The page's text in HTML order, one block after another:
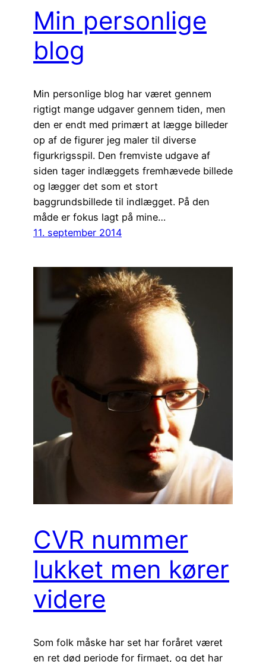
Min personlige
blog
Min personlige blog har været gennem
rigtigt mange udgaver gennem tiden, men
den er endt med primært at lægge billeder
op af de figurer jeg maler til diverse
figurkrigsspil. Den fremviste udgave af
siden tager indlæggets fremhævede billede
og lægger det som et stort
baggrundsbillede til indlægget. På den
måde er fokus lagt på mine…
11. september 2014
CVR nummer
lukket men kører
videre
Som folk måske har set har foråret været
en ret død periode for firmaet, og det har